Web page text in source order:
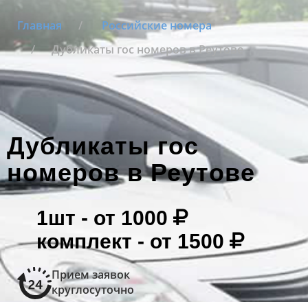
Главная
Российские номера
Дубликаты гос номеров в Реутове
Дубликаты гос
номеров в Реутове
1шт - от 1000
комплект - от 1500
Прием заявок
круглосуточно